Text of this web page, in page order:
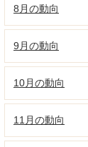
8月の動向
9月の動向
10月の動向
11月の動向